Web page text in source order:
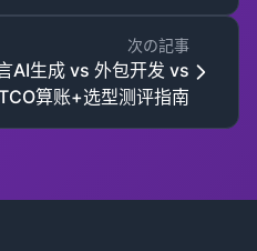
次の記事
AI生成 vs 外包开发 vs
算账+选型测评指南